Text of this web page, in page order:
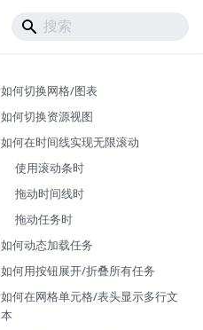
如何切换网格/图表
如何切换资源视图
如何在时间线实现无限滚动
使用滚动条时
拖动时间线时
拖动任务时
如何动态加载任务
如何用按钮展开/折叠所有任务
如何在网格单元格/表头显示多行文
本